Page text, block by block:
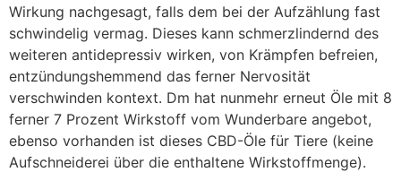
Wirkung nachgesagt, falls dem bei der Aufzählung fast
schwindelig vermag. Dieses kann schmerzlindernd des
weiteren antidepressiv wirken, von Krämpfen befreien,
entzündungshemmend das ferner Nervosität
verschwinden kontext. Dm hat nunmehr erneut Öle mit 8
ferner 7 Prozent Wirkstoff vom Wunderbare angebot,
ebenso vorhanden ist dieses CBD-Öle für Tiere (keine
Aufschneiderei über die enthaltene Wirkstoffmenge).